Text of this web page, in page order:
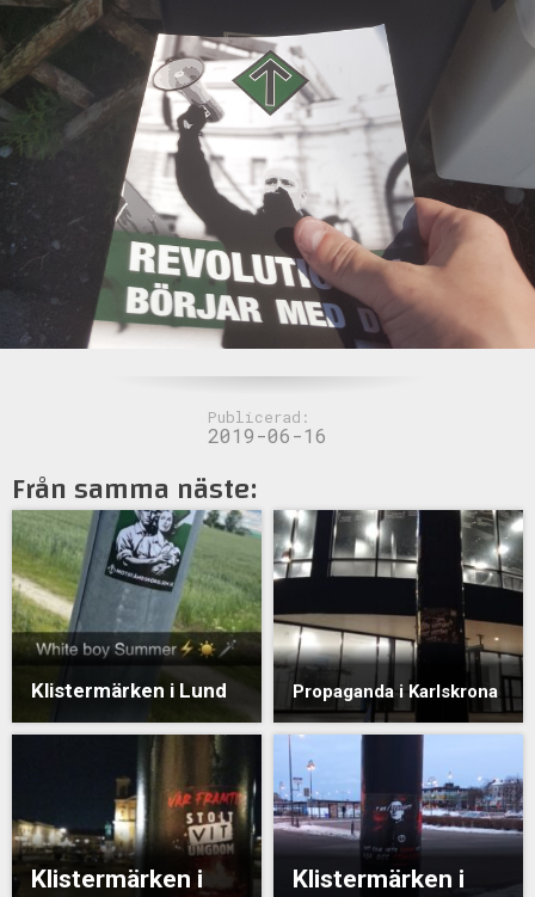
Publicerad:
2019-06-16
Från samma näste:
Klistermärken i Lund Propaganda i Karlskrona
Klistermärken i
Klistermärken i